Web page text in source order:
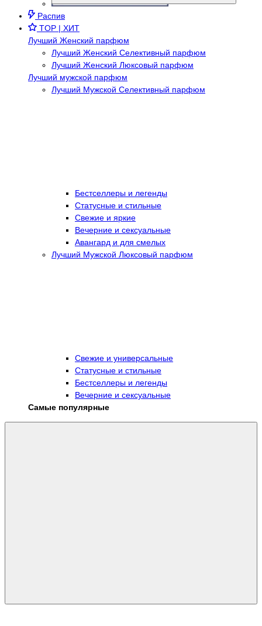
Распив
TOP | ХИТ
Лучший Женский парфюм
Лучший Женский Селективный парфюм
Лучший Женский Люксовый парфюм
Лучший мужской парфюм
Лучший Мужской Селективный парфюм
Бестселлеры и легенды
Статусные и стильные
Свежие и яркие
Вечерние и сексуальные
Авангард и для смелых
Лучший Мужской Люксовый парфюм
Свежие и универсальные
Статусные и стильные
Бестселлеры и легенды
Вечерние и сексуальные
Самые популярные